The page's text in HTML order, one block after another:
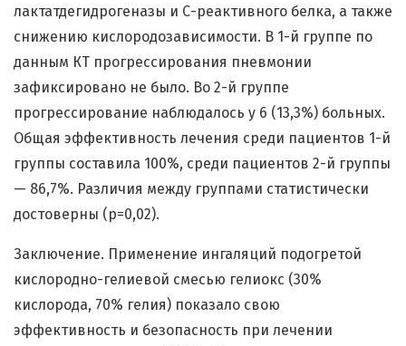
лактатдегидрогеназы и С-реактивного белка, а также
снижению кислородозависимости. В 1-й группе по
данным КТ прогрессирования пневмонии
зафиксировано не было. Во 2-й группе
прогрессирование наблюдалось у 6 (13,3%) больных.
Общая эффективность лечения среди пациентов 1-й
группы составила 100%, среди пациентов 2-й группы
— 86,7%. Различия между группами статистически
достоверны (р=0,02).
Заключение. Применение ингаляций подогретой
кислородно-гелиевой смесью гелиокс (30%
кислорода, 70% гелия) показало свою
эффективность и безопасность при лечении